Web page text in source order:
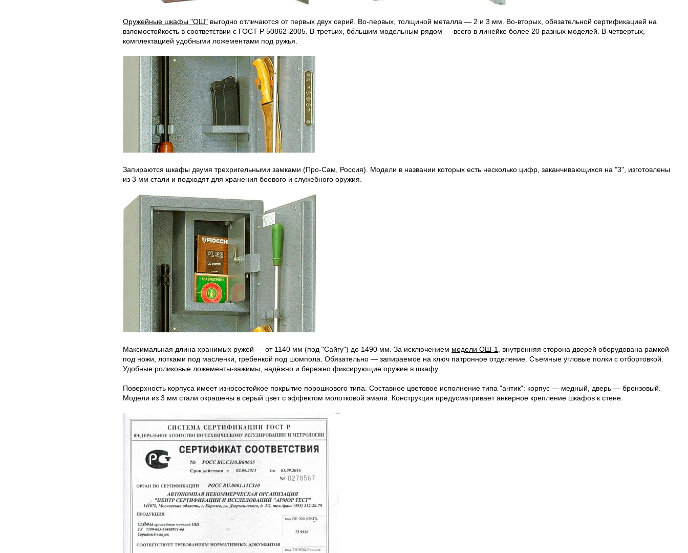
Оружейные шкафы "ОШ" выгодно отличаются от первых двух серий. Во-первых, толщиной металла — 2 и 3 мм. Во-вторых, обязательной сертификацией на
взломостойкость в соответствии с ГОСТ Р 50862-2005. В-третьих, бо́льшим модельным рядом — всего в линейке более 20 разных моделей. В-четвертых,
комплектацией удобными ложементами под ружья.
Запираются шкафы двумя трехригельными замками (Про-Сам, Россия). Модели в названии которых есть несколько цифр, заканчивающихся на "3", изготовлены
из 3 мм стали и подходят для хранения боевого и служебного оружия.
Максимальная длина хранимых ружей — от 1140 мм (под "Сайгу") до 1490 мм. За исключением модели ОШ-1
, внутренняя сторона дверей оборудована рамкой
под ножи, лотками под масленки, гребенкой под шомпола. Обязательно — запираемое на ключ патронное отделение. Съемные угловые полки с отбортовкой.
Удобные роликовые ложементы-зажимы, надёжно и бережно фиксирующие оружие в шкафу.
Поверхность корпуса имеет износостойкое покрытие порошкового типа. Составное цветовое исполнение типа "антик": корпус — медный, дверь — бронзовый.
Модели из 3 мм стали окрашены в серый цвет с эффектом молотковой эмали. Конструкция предусматривает анкерное крепление шкафов к стене.